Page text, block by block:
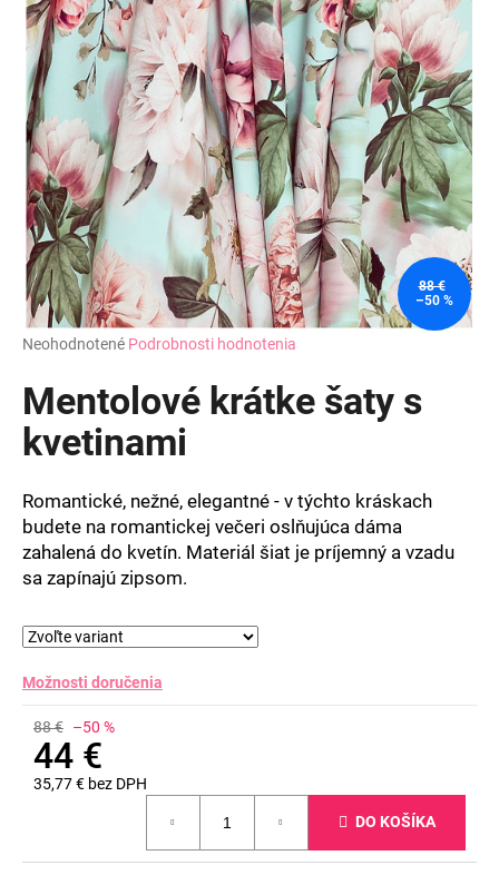
Priemerné
produktu
je
0,0
z
hviezdičiek.
Neohodnotené Podrobnosti hodnotenia
Mentolové krátke šaty s
kvetinami
Romantické, nežné, elegantné - v týchto kráskach
budete na romantickej večeri oslňujúca dáma
zahalená do kvetín. Materiál šiat je príjemný a vzadu
sa zapínajú zipsom.
Možnosti doručenia
88 € –50 %
44 €
35,77 € bez DPH
DO KOŠÍKA
88 €
–50 %